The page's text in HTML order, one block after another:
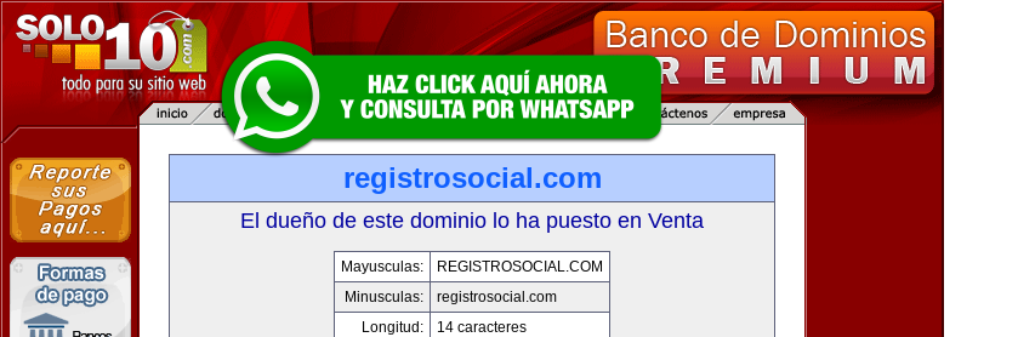
registrosocial.com
El dueño de este dominio lo ha puesto en Venta
Mayusculas:
REGISTROSOCIAL.COM
Minusculas:
registrosocial.com
Longitud:
14 caracteres